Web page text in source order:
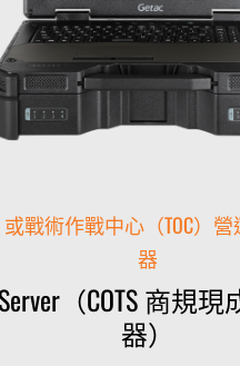
或戰術作戰中心（TOC）
器
（COTS 商規
器）